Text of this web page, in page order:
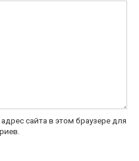
сайта в этом браузере для